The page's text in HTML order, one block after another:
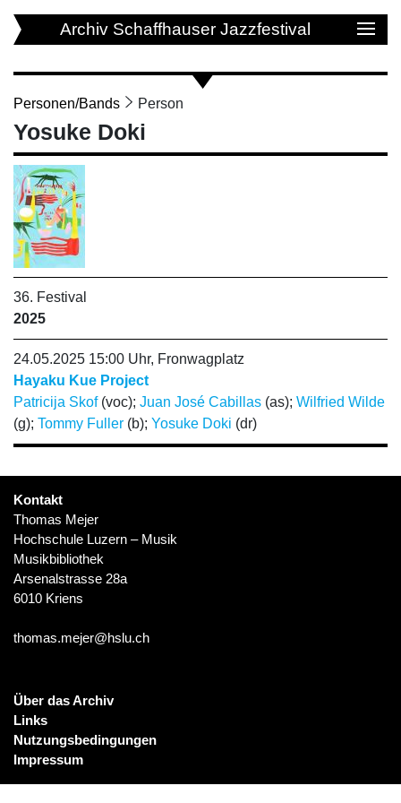
Archiv Schaffhauser Jazzfestival
Personen/Bands Person
Yosuke Doki
36. Festival
2025
24.05.2025 15:00 Uhr, Fronwagplatz
Hayaku Kue Project
Patricija Skof(voc); Juan José Cabillas (as); Wilfried Wilde
(g); Tommy Fuller (b); Yosuke Doki (dr)
Kontakt
Thomas Mejer
Hochschule Luzern – Musik
Musikbibliothek
Arsenalstrasse 28a
6010 Kriens
thomas.mejer@hslu.ch
Über das Archiv
Links
Nutzungsbedingungen
Impressum